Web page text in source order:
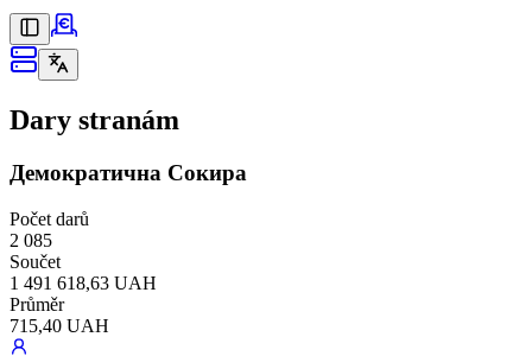
Dary stranám
Демократична Сокира
Počet darů
2 085
Součet
1 491 618,63 UAH
Průměr
715,40 UAH